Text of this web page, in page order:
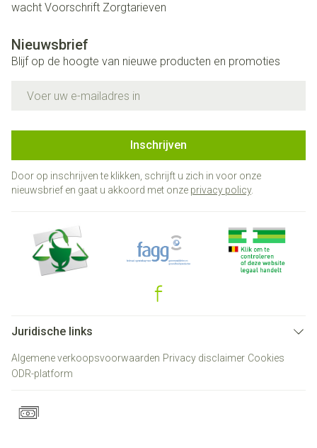
wacht Voorschrift Zorgtarieven
Nieuwsbrief
Blijf op de hoogte van nieuwe producten en promoties
Inschrijven
Door op inschrijven te klikken, schrijft u zich in voor onze
nieuwsbrief en gaat u akkoord met onze privacy policy.
Juridische links
Algemene verkoopsvoorwaarden Privacy disclaimer Cookies
ODR-platform